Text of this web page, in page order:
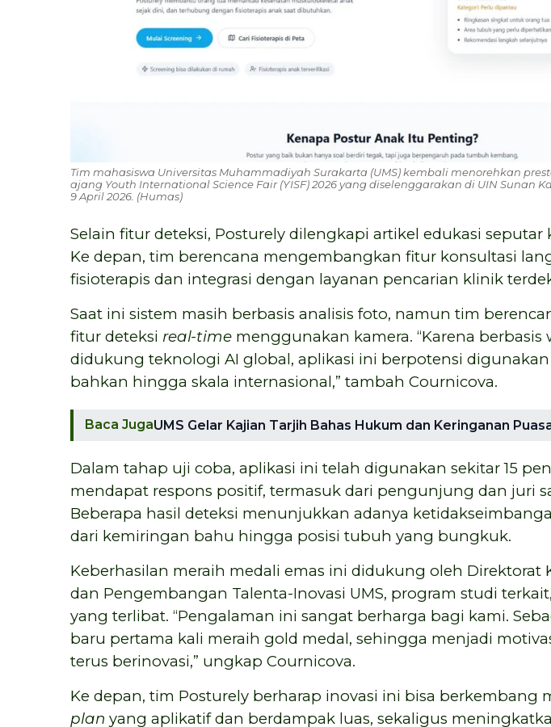
Tim mahasiswa Universitas Muhammadiyah Surakarta (UMS) kembali menorehkan
ajang Youth International Science Fair (YISF) 2026 yang diselenggarakan di UIN Sunan
9 April 2026. (Humas)
Selain fitur deteksi, Posturely dilengkapi artikel edukasi seputar
Ke depan, tim berencana mengembangkan fitur konsultasi
fisioterapis dan integrasi dengan layanan pencarian klinik
Saat ini sistem masih berbasis analisis foto, namun tim
fitur deteksi real-timemenggunakan kamera. “Karena berbasis
didukung teknologi AI global, aplikasi ini berpotensi digunakan
bahkan hingga skala internasional,” tambah Cournicova.
Baca JugaUMS Gelar Kajian Tarjih Bahas Hukum dan Keringanan
Dalam tahap uji coba, aplikasi ini telah digunakan sekitar 15
mendapat respons positif, termasuk dari pengunjung dan juri
Beberapa hasil deteksi menunjukkan adanya
dari kemiringan bahu hingga posisi tubuh yang bungkuk.
Keberhasilan meraih medali emas ini didukung oleh Direktorat
dan Pengembangan Talenta-Inovasi UMS, program studi
yang terlibat. “Pengalaman ini sangat berharga bagi kami.
baru pertama kali meraih gold medal, sehingga menjadi
terus berinovasi,” ungkap Cournicova.
Ke depan, tim Posturely berharap inovasi ini bisa berkembang
plan yang aplikatif dan berdampak luas, sekaligus